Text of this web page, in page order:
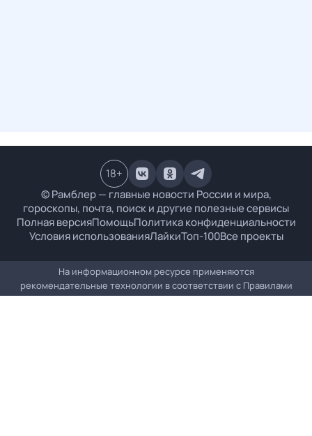
© Рамблер — главные новости России и мира,
гороскопы, почта, поиск и другие полезные сервисы
Полная версияПомощьПолитика конфиденциальности
Условия использованияЛайкиТоп-100Все проекты
18+
На информационном ресурсе применяются
рекомендательные технологии в соответствии с Правилами